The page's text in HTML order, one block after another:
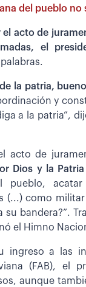
del pueblo no
el acto de
el
la patria,
y
a la patria”,
acto de
Dios y la
pueblo,
(...) como
su bandera?”.
el Himno
ingreso a las
(FAB), el
aunque